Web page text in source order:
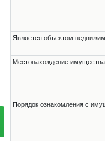
Является объектом
Местонахождение имущества
Порядок ознакомления с